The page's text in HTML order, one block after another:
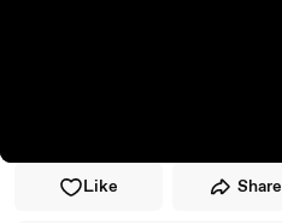
Like Share